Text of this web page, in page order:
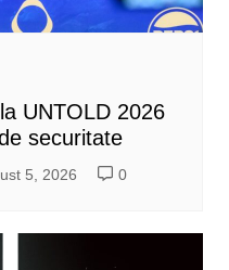
UNTOLD 2026
securitate
5, 2026 0